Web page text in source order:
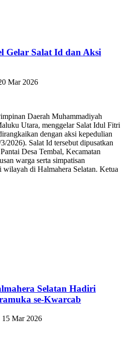
Gelar Salat Id dan Aksi
Mar 2026
Daerah Muhammadiyah
Utara, menggelar Salat Idul Fitri
dengan aksi kepedulian
2026). Salat Id tersebut dipusatkan
Desa Tembal, Kecamatan
warga serta simpatisan
di Halmahera Selatan. Ketua
Selatan Hadiri
se-Kwarcab
Mar 2026